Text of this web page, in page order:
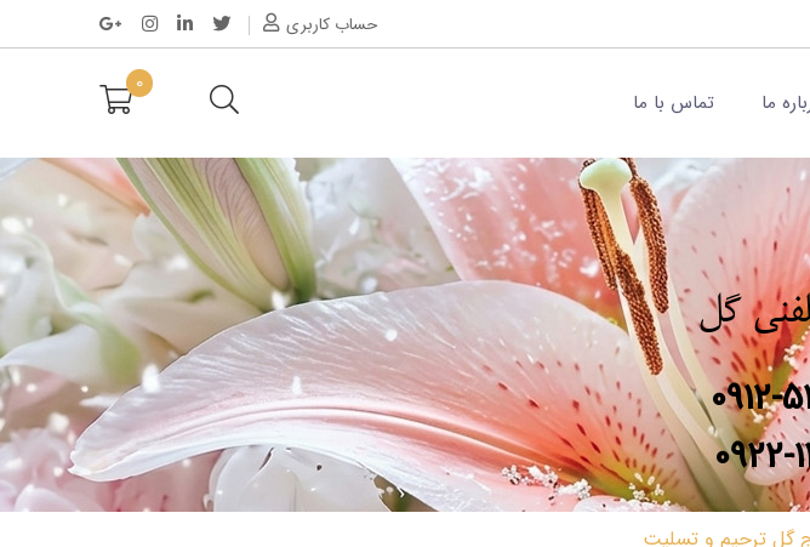
حساب کاربری
ما تماس با ما
0
گل
0912-
0922-
گل ترحیم و تسلیت